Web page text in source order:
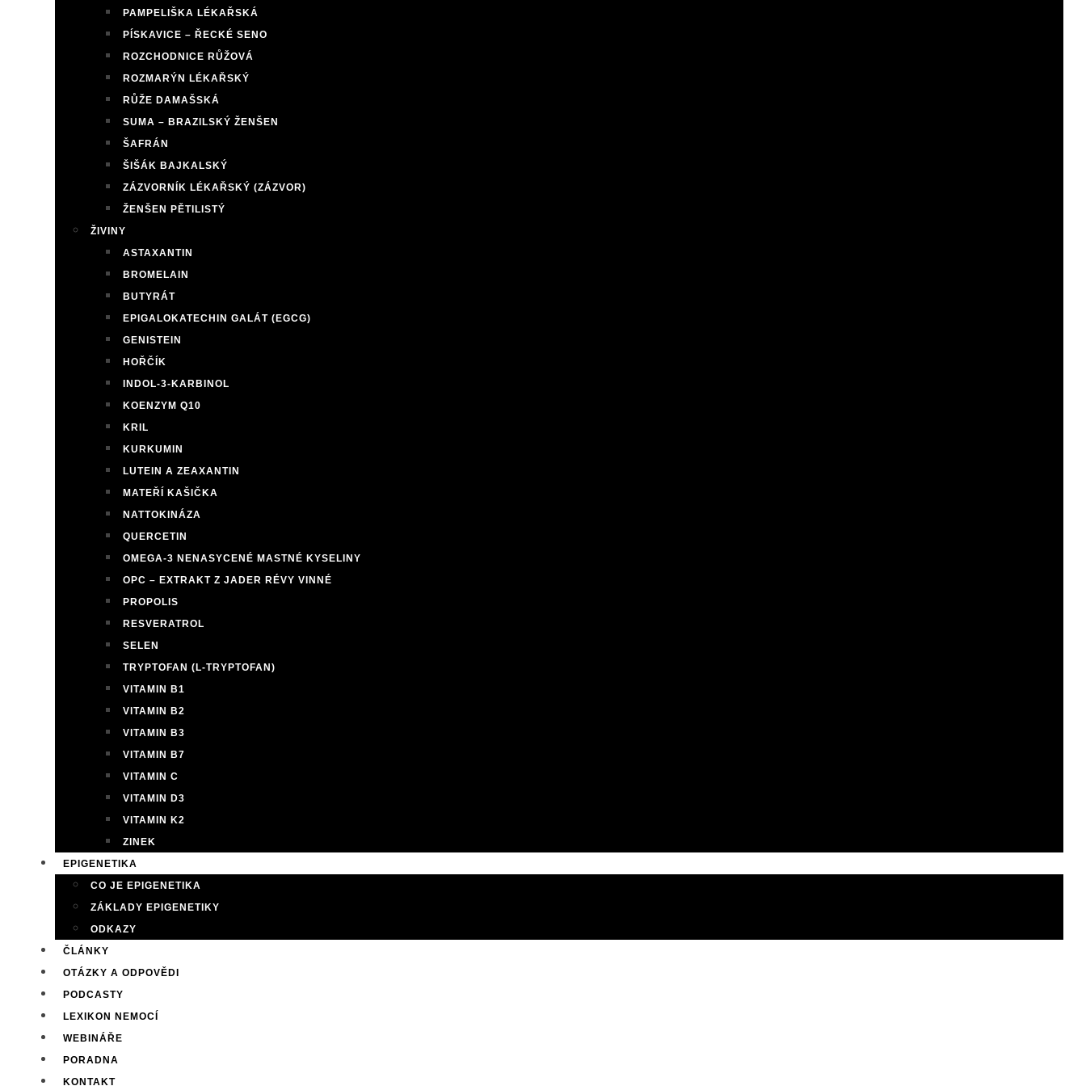
PAMPELIŠKA LÉKAŘSKÁ
PÍSKAVICE – ŘECKÉ SENO
ROZCHODNICE RŮŽOVÁ
ROZMARÝN LÉKAŘSKÝ
RŮŽE DAMAŠSKÁ
SUMA – BRAZILSKÝ ŽENŠEN
ŠAFRÁN
ŠIŠÁK BAJKALSKÝ
ZÁZVORNÍK LÉKAŘSKÝ (ZÁZVOR)
ŽENŠEN PĚTILISTÝ
ŽIVINY
ASTAXANTIN
BROMELAIN
BUTYRÁT
EPIGALOKATECHIN GALÁT (EGCG)
GENISTEIN
HOŘČÍK
INDOL-3-KARBINOL
KOENZYM Q10
KRIL
KURKUMIN
LUTEIN A ZEAXANTIN
MATEŘÍ KAŠIČKA
NATTOKINÁZA
QUERCETIN
OMEGA-3 NENASYCENÉ MASTNÉ KYSELINY
OPC – EXTRAKT Z JADER RÉVY VINNÉ
PROPOLIS
RESVERATROL
SELEN
TRYPTOFAN (L-TRYPTOFAN)
VITAMIN B1
VITAMIN B2
VITAMIN B3
VITAMIN B7
VITAMIN C
VITAMIN D3
VITAMIN K2
ZINEK
EPIGENETIKA
CO JE EPIGENETIKA
ZÁKLADY EPIGENETIKY
ODKAZY
ČLÁNKY
OTÁZKY A ODPOVĚDI
PODCASTY
LEXIKON NEMOCÍ
WEBINÁŘE
PORADNA
KONTAKT